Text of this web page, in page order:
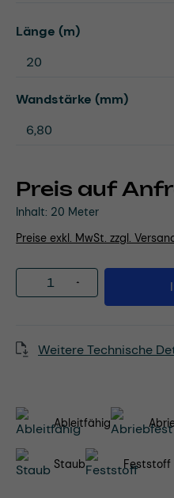
Preis auf
Inhalt: 20 Meter
Preise exkl. MwSt. zzgl.
Länge (m)auswählen
Wandstärke (mm)
Produkt Anzahl:
Weitere Technische
Ableitfähig
Staub Feststoff